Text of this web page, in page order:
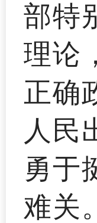
部特
理论
正确
人民
勇于
难关